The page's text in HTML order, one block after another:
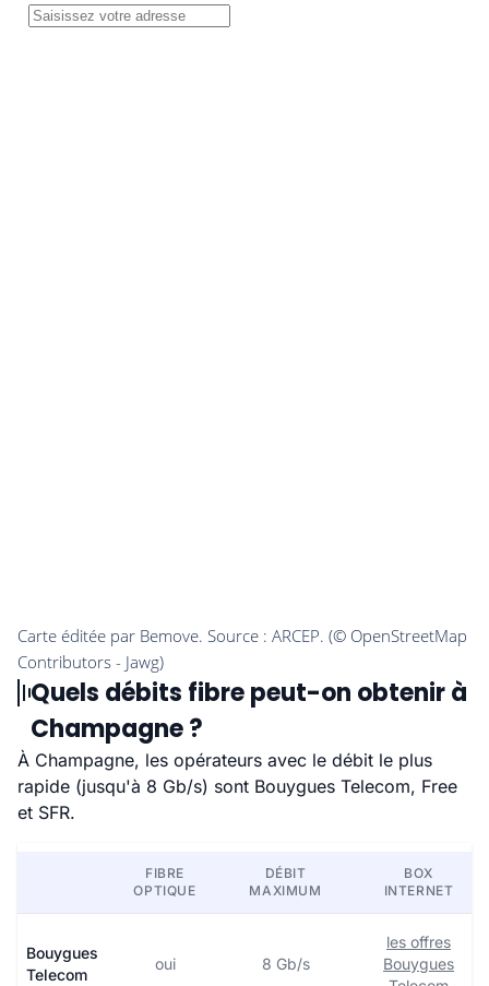
Quels débits fibre peut-on obtenir à
Champagne ?
À Champagne, les opérateurs avec le débit le plus
rapide (jusqu'à 8 Gb/s) sont Bouygues Telecom, Free
et SFR.
FIBRE
OPTIQUE
DÉBIT
MAXIMUM
BOX
INTERNET
Bouygues
Telecom
oui 8 Gb/s
les offres
Bouygues